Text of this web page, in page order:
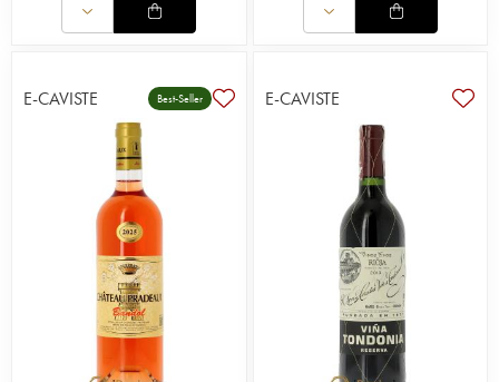
E-CAVISTE Best-Seller E-CAVISTE